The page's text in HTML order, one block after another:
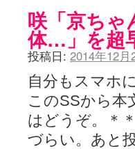
咲「京ちゃ
体…」を超
投稿日: 2014年12月
自分もスマホ
このSSから本
はどうぞ。＊
づらい。あと